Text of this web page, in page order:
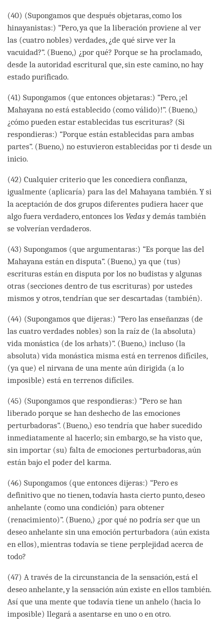
(40) (Supongamos que después objetaras, como los
hinayanistas:) “Pero, ya que la liberación proviene al ver
las (cuatro nobles) verdades, ¿de qué sirve ver la
vacuidad?”. (Bueno,) ¿por qué? Porque se ha proclamado,
desde la autoridad escritural que, sin este camino, no hay
estado purificado.
(41) Supongamos (que entonces objetaras:) “Pero, ¡el
Mahayana no está establecido (como válido)!”. (Bueno,)
¿cómo pueden estar establecidas tus escrituras? (Si
respondieras:) “Porque están establecidas para ambas
partes”. (Bueno,) no estuvieron establecidas por ti desde un
inicio.
(42) Cualquier criterio que les concediera confianza,
igualmente (aplicaría) para las del Mahayana también. Y si
la aceptación de dos grupos diferentes pudiera hacer que
algo fuera verdadero, entonces los Vedasy demás también
se volverían verdaderos.
(43) Supongamos (que argumentaras:) “Es porque las del
Mahayana están en disputa”. (Bueno,) ya que (tus)
escrituras están en disputa por los no budistas y algunas
otras (secciones dentro de tus escrituras) por ustedes
mismos y otros, tendrían que ser descartadas (también).
(44) (Supongamos que dijeras:) “Pero las enseñanzas (de
las cuatro verdades nobles) son la raíz de (la absoluta)
vida monástica (de los arhats)”. (Bueno,) incluso (la
absoluta) vida monástica misma está en terrenos difíciles,
(ya que) el nirvana de una mente aún dirigida (a lo
imposible) está en terrenos difíciles.
(45) (Supongamos que respondieras:) “Pero se han
liberado porque se han deshecho de las emociones
perturbadoras”. (Bueno,) eso tendría que haber sucedido
inmediatamente al hacerlo; sin embargo, se ha visto que,
sin importar (su) falta de emociones perturbadoras, aún
están bajo el poder del karma.
(46) Supongamos (que entonces dijeras:) “Pero es
definitivo que no tienen, todavía hasta cierto punto, deseo
anhelante (como una condición) para obtener
(renacimiento)”. (Bueno,) ¿por qué no podría ser que un
deseo anhelante sin una emoción perturbadora (aún exista
en ellos), mientras todavía se tiene perplejidad acerca de
todo?
(47) A través de la circunstancia de la sensación, está el
deseo anhelante, y la sensación aún existe en ellos también.
Así que una mente que todavía tiene un anhelo (hacia lo
imposible) llegará a asentarse en uno o en otro.